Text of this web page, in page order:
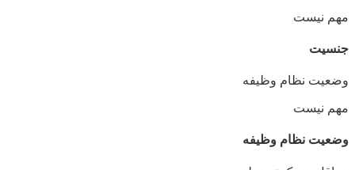
مهم نیست
جنسیت
وضعیت نظام وظیفه
مهم‌ نیست
وضعیت نظام وظیفه